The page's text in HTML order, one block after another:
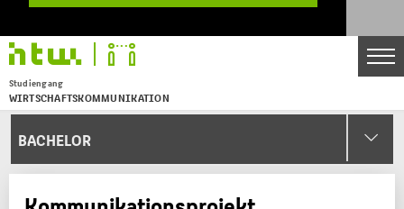
Studiengang
WIRTSCHAFTSKOMMUNIKATION
Menu
BACHELOR
BACHELOR
MASTER